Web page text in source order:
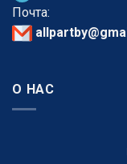
Почта:
О НАС